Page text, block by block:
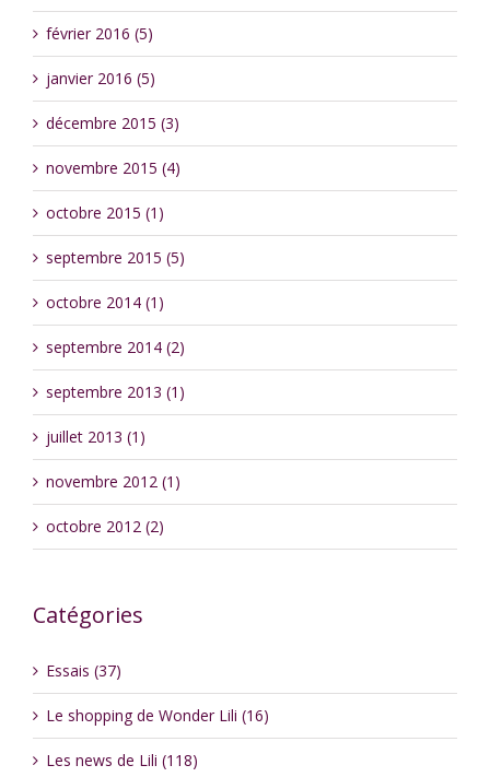
février 2016 (5)
janvier 2016 (5)
décembre 2015 (3)
novembre 2015 (4)
octobre 2015 (1)
septembre 2015 (5)
octobre 2014 (1)
septembre 2014 (2)
septembre 2013 (1)
juillet 2013 (1)
novembre 2012 (1)
octobre 2012 (2)
Catégories
Essais (37)
Le shopping de Wonder Lili (16)
Les news de Lili (118)